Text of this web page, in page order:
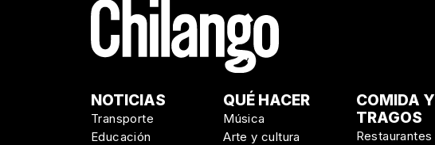
NOTICIAS
Transporte
Educación
QUÉ HACER
Música
Arte y cultura
COMIDA Y
TRAGOS
Restaurantes